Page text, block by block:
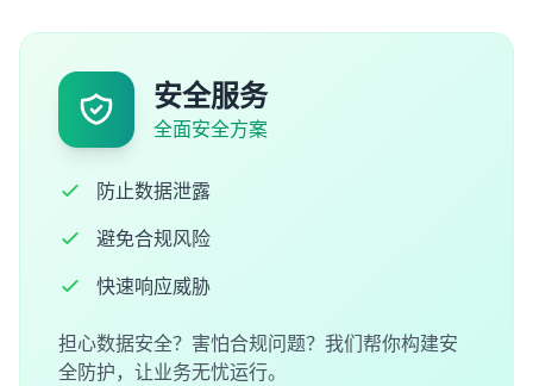
安全服务
全面安全方案
防止数据泄露
避免合规风险
快速响应威胁
担心数据安全？害怕合规问题？我们帮你构建安
全防护，让业务无忧运行。